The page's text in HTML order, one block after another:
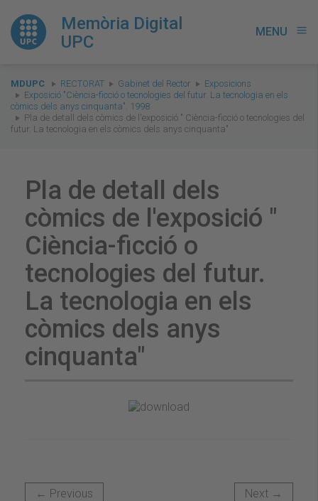
Memòria Digital
UPC
MENU menu
You
are
here:
MDUPC RECTORAT Gabinet del Rector
Exposicions
Exposició "Ciència-ficció o tecnologies del futur. La tecnologia en els
còmics dels anys cinquanta". 1998
Pla de detall dels còmics de l'exposició " Ciència-ficció o tecnologies del
futur. La tecnologia en els còmics dels anys cinquanta"
Pla de detall dels
còmics de l'exposició "
Ciència-ficció o
tecnologies del futur.
La tecnologia en els
còmics dels anys
cinquanta"
← Previous Next →